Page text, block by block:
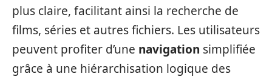
plus claire, facilitant ainsi la recherche de
films, séries et autres fichiers. Les utilisateurs
peuvent profiter d’une navigation simplifiée
grâce à une hiérarchisation logique des